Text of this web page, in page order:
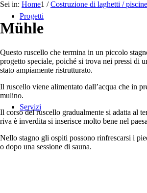
Progetti
Servizi
Sei in: Home1 / Costruzione di laghetti /
Mühle
Questo ruscello che termina in un piccolo
progetto speciale, poiché si trova nei pressi di
stato ampiamente ristrutturato.
Il ruscello viene alimentato dall’acqua che in
mulino.
Il corso del ruscello gradualmente si adatta al
riva è inverdita si inserisce molto bene nel
Nello stagno gli ospiti possono rinfrescarsi i
o dopo una sessione di sauna.